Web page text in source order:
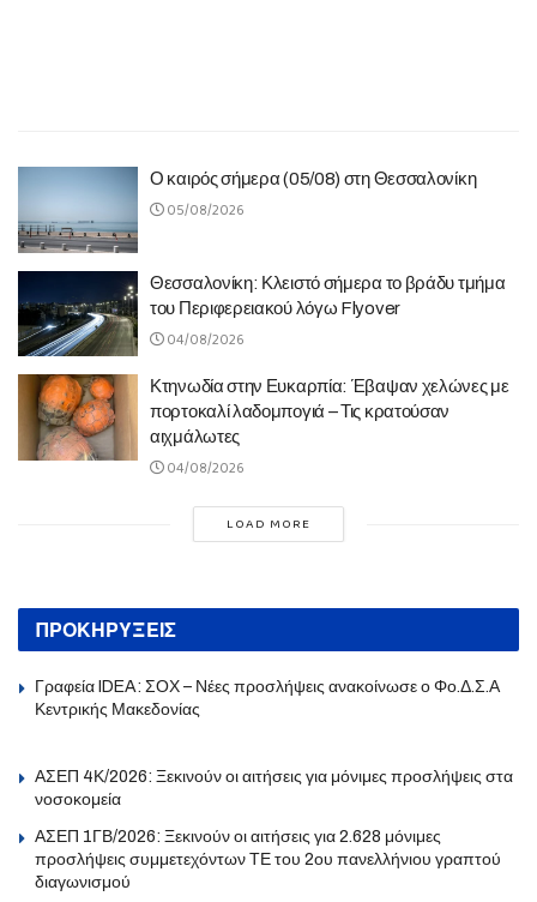
Ο καιρός σήμερα (05/08) στη Θεσσαλονίκη
05/08/2026
Θεσσαλονίκη: Κλειστό σήμερα το βράδυ τμήμα
του Περιφερειακού λόγω Flyover
04/08/2026
Κτηνωδία στην Ευκαρπία: Έβαψαν χελώνες με
πορτοκαλί λαδομπογιά – Τις κρατούσαν
αιχμάλωτες
04/08/2026
LOAD MORE
ΠΡΟΚΗΡΥΞΕΙΣ
Γραφεία IDEA: ΣΟΧ – Νέες προσλήψεις ανακοίνωσε ο Φο.Δ.Σ.Α
Κεντρικής Μακεδονίας
ΑΣΕΠ 4Κ/2026: Ξεκινούν οι αιτήσεις για μόνιμες προσλήψεις στα
νοσοκομεία
ΑΣΕΠ 1ΓΒ/2026: Ξεκινούν οι αιτήσεις για 2.628 μόνιμες
προσλήψεις συμμετεχόντων ΤΕ του 2ου πανελλήνιου γραπτού
διαγωνισμού